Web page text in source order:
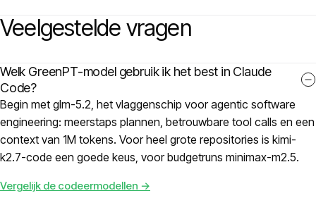
Veelgestelde vragen
Welk GreenPT-model gebruik ik het best in Claude
Code?
Begin met glm-5.2, het vlaggenschip voor agentic software
engineering: meerstaps plannen, betrouwbare tool calls en een
context van 1M tokens. Voor heel grote repositories is kimi-
k2.7-code een goede keus, voor budgetruns minimax-m2.5.
Vergelijk de codeermodellen →